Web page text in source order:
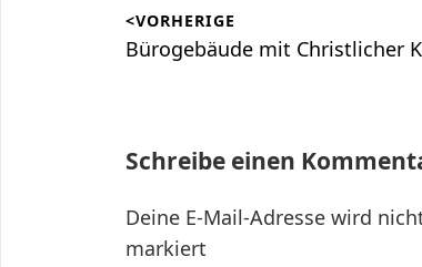
<VORHERIGE
Vorheriger
Bürogebäude mit Christlicher
Schreibe einen
Deine E-Mail-Adresse wird
markiert